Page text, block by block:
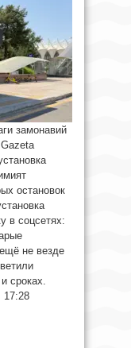
замонавий
остановок
в соцсетях:
не везде
сроках.
17:28